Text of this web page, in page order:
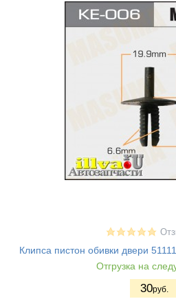
Клипса пистон обивки двери
Отгрузка на
30руб.